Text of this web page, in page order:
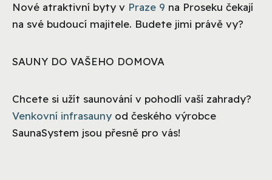
Nové atraktivní byty v Praze 9 na Proseku čekají
na své budoucí majitele. Budete jimi právě vy?
SAUNY DO VAŠEHO DOMOVA
Chcete si užít saunování v pohodlí vaší zahrady?
Venkovní infrasauny od českého výrobce
SaunaSystem jsou přesně pro vás!